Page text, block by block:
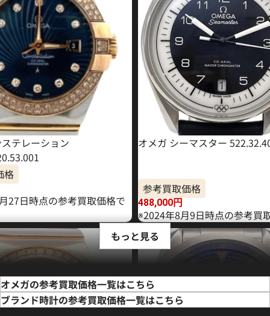
テレーション
格
27日時点の参考買取価格で
オメガ シーマスター
参考買取価格
488,000円
※2024年8月9日時点の参考買
もっと見る
オメガの参考買取価格一覧はこちら
ブランド時計の参考買取価格一覧はこちら